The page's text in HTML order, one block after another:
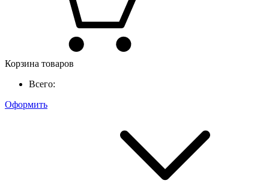
Корзина товаров
Всего:
Оформить